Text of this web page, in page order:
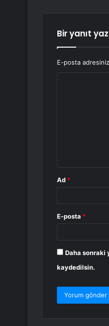
Bir yanıt
E-posta
Ad *
E-posta *
Daha sonraki
kaydedilsin.